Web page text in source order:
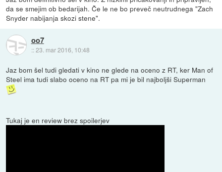
da se smejim ob bedarijah. Če le ne bo preveč neutrudnega "Zach
Snyder nabijanja skozi stene".
oo7
::23. mar 2016, 10:48
Jaz bom šel tudi gledati v kino ne glede na oceno z RT, ker Man of
Steel ima tudi slabo oceno na RT pa mi je bil najboljši Superman
Tukaj je en review brez spoilerjev